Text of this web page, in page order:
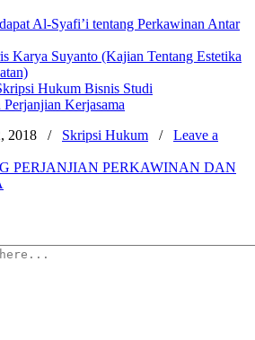
Al-Syafi’i tentang Perkawinan Antar
Karya Suyanto (Kajian Tentang Estetika
Hukum Bisnis Studi
Perjanjian Kerjasama
2018 / Skripsi Hukum / Leave a
PERJANJIAN PERKAWINAN DAN